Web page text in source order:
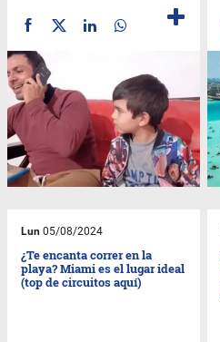
Lun 05/08/2024
¿Te encanta correr en la
playa? Miami es el lugar ideal
(top de circuitos aquí)